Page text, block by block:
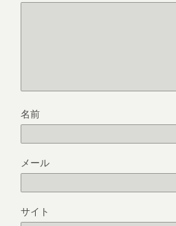
名前
メール
サイト